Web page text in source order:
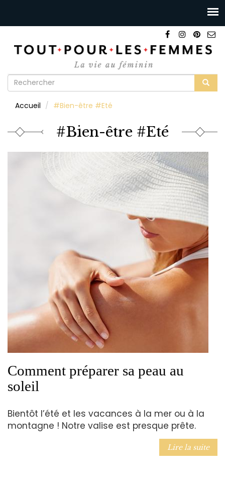
Formulaire
recherche
Accueil #Bien-être #Eté
#Bien-être #Eté
Comment préparer sa peau au
soleil
Bientôt l’été et les vacances à la mer ou à la
montagne ! Notre valise est presque prête.
Lire la suite